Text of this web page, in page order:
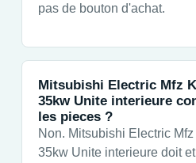
pas de bouton d'achat.
Mitsubishi Electric Mfz
35kw Unite interieure
les pieces ?
Non. Mitsubishi Electric
35kw Unite interieure doit